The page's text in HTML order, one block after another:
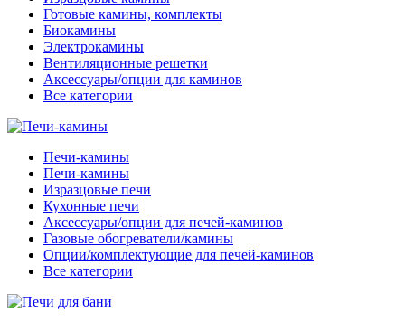
Готовые камины, комплекты
Биокамины
Электрокамины
Вентиляционные решетки
Аксессуары/опции для каминов
Все категории
Печи-камины
Печи-камины
Изразцовые печи
Кухонные печи
Аксессуары/опции для печей-каминов
Газовые обогреватели/камины
Опции/комплектующие для печей-каминов
Все категории